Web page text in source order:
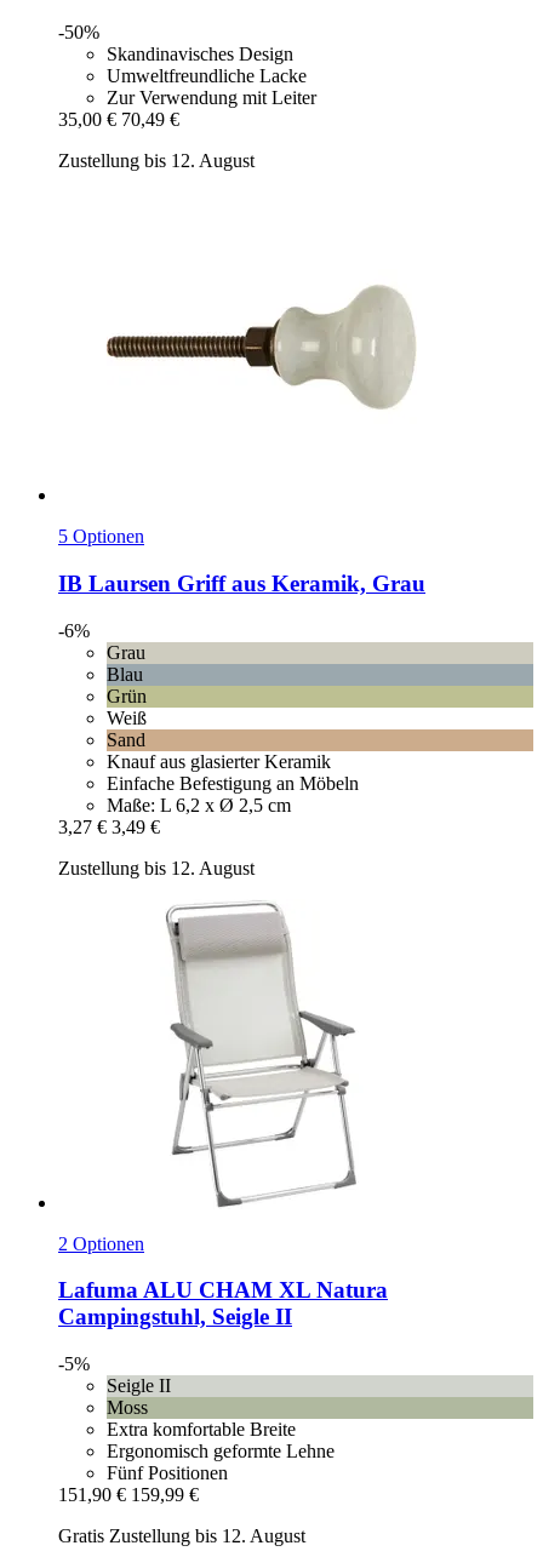
-50%
Skandinavisches Design
Umweltfreundliche Lacke
Zur Verwendung mit Leiter
35,00 € 70,49 €
Zustellung bis 12. August
5 Optionen
IB Laursen Griff aus Keramik, Grau
-6%
Grau
Blau
Grün
Weiß
Sand
Knauf aus glasierter Keramik
Einfache Befestigung an Möbeln
Maße: L 6,2 x Ø 2,5 cm
3,27 € 3,49 €
Zustellung bis 12. August
2 Optionen
LafumaALU CHAM XL Natura
Campingstuhl, Seigle II
-5%
Seigle II
Moss
Extra komfortable Breite
Ergonomisch geformte Lehne
Fünf Positionen
151,90 € 159,99 €
Gratis Zustellung bis 12. August